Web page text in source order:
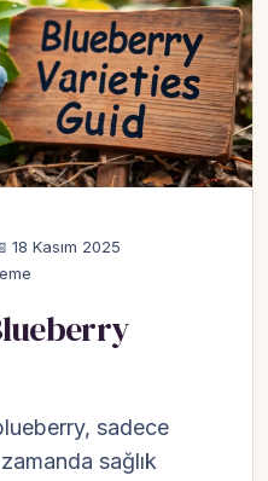
18 Kasım 2025
sadece
sağlık